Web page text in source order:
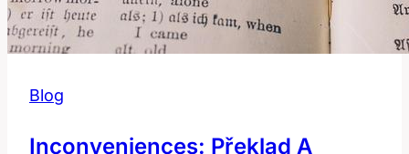
Blog
Inconveniences: Překlad A